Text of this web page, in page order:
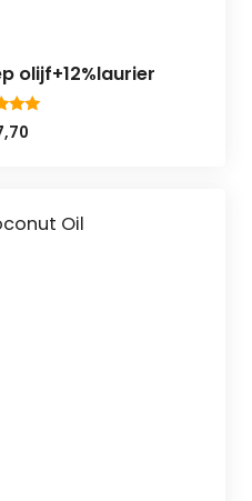
olijf+12%laurier
5